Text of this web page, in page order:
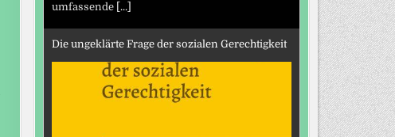
umfassende [...]
Die ungeklärte Frage der sozialen Gerechtigkeit